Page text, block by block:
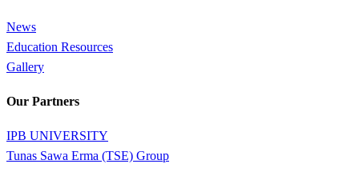
News
Education Resources
Gallery
Our Partners
IPB UNIVERSITY
Tunas Sawa Erma (TSE) Group